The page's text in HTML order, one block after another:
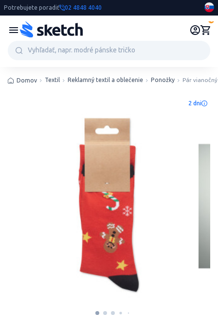
Potrebujete poradiť 02 4848 4040
Domov Textil Reklamný textil a oblečenie Ponožky Pár
2 dni